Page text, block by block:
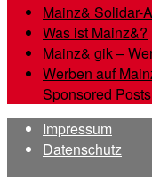
Mainz& Solidar-
Was ist Mainz&?
Mainz& gik –
Werben auf
Sponsored Posts
Impressum
Datenschutz